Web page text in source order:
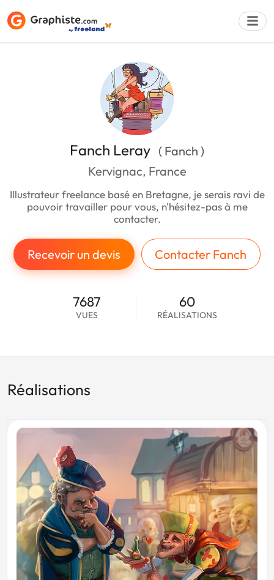
Fanch Leray ( Fanch )
Kervignac, France
Illustrateur freelance basé en Bretagne, je serais ravi de
pouvoir travailler pour vous, n'hésitez-pas à me
contacter.
Recevoir un devis Contacter Fanch
7687
VUES
60
RÉALISATIONS
Réalisations